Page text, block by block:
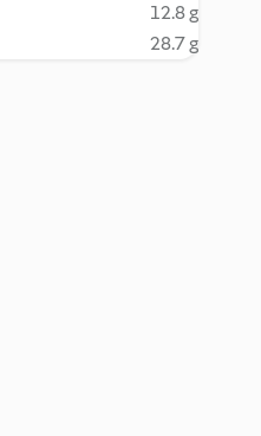
12.8 g
28.7 g